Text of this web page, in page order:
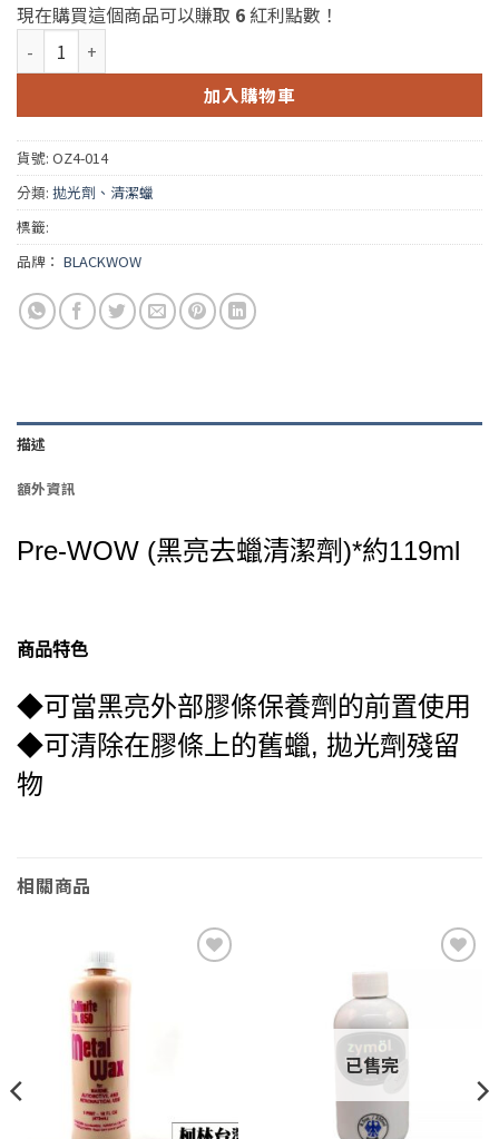
現在購買這個商品可以賺取 6紅利點數！
Pre-WOW (黑亮去蠟清潔劑)*約119ml 數量
加入購物車
貨號: OZ4-014
分類: 拋光劑、清潔蠟
標籤:
品牌： BLACKWOW
描述
額外資訊
Pre-WOW (黑亮去蠟清潔劑)*約119ml
商品特色
◆可當黑亮外部膠條保養劑的前置使用
◆可清除在膠條上的舊蠟, 拋光劑殘留
物
相關商品
已售完